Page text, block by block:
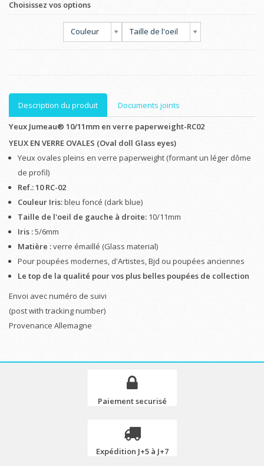
Choisissez vos options
Couleur Taille de l'oeil
Description du produit
Documents joints
Yeux Jumeau® 10/11mm en verre paperweight-RC02
YEUX EN VERRE OVALES (Oval doll Glass eyes)
Yeux ovales pleins en verre paperweight (formant un léger dôme
de profil)
Ref.: 10 RC-02
Couleur Iris:bleu foncé (dark blue)
Taille de l'oeil de gauche à droite: 10/11mm
Iris :5/6mm
Matière :verre émaillé (Glass material)
Pour poupées modernes, d'Artistes, Bjd ou poupées anciennes
Le top de la qualité pour vos plus belles poupées de collection
Envoi avec numéro de suivi
(post with tracking number)
Provenance Allemagne
Paiement securisé
Expédition J+5 à J+7